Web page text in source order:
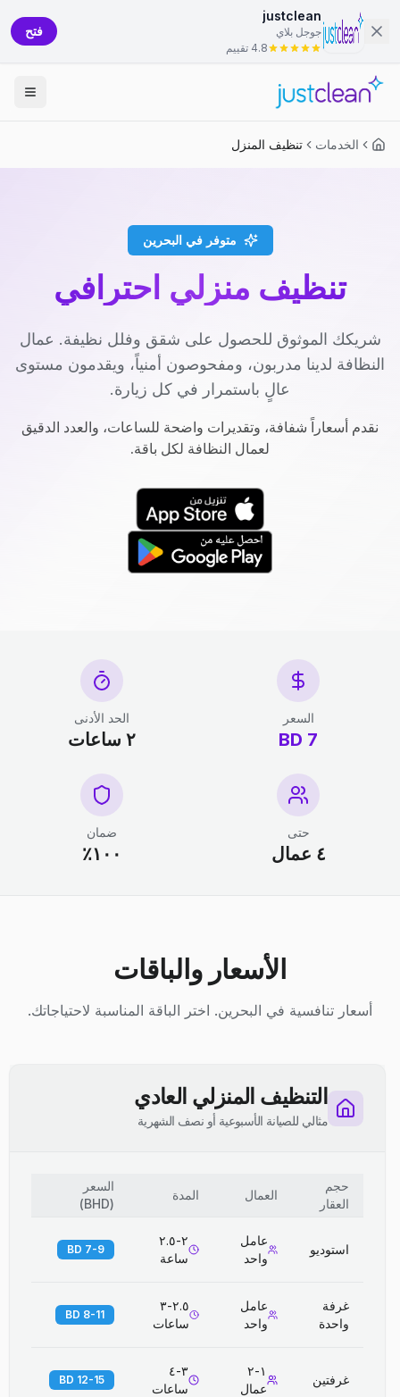
justclean
جوجل بلاي
4.8 تقييم
فتح
الخدمات تنظيف المنزل
متوفر في البحرين
تنظيف منزلي احترافي
شريكك الموثوق للحصول على شقق وفلل نظيفة. عمال
النظافة لدينا مدربون، ومفحوصون أمنياً، ويقدمون مستوى
عالٍ باستمرار في كل زيارة.
نقدم أسعاراً شفافة، وتقديرات واضحة للساعات، والعدد الدقيق
لعمال النظافة لكل باقة.
السعر
7 BD
الحد الأدنى
٢ ساعات
حتى
٤ عمال
ضمان
١٠٠٪
الأسعار والباقات
أسعار تنافسية في البحرين. اختر الباقة المناسبة لاحتياجاتك.
التنظيف المنزلي العادي
مثالي للصيانة الأسبوعية أو نصف الشهرية
حجم
العقار
العمال المدة
السعر
(
BHD
)
استوديو
عامل
واحد
٢-٢.٥
ساعة
7-9 BD
غرفة
واحدة
عامل
واحد
٢.٥-٣
ساعات
8-11 BD
غرفتين
١-٢
عمال
٣-٤
ساعات
12-15 BD